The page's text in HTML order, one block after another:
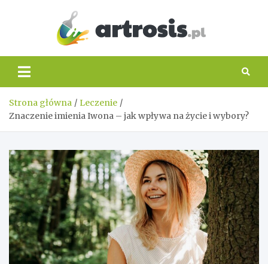
Strona główna
Leczenie
Znaczenie imienia Iwona – jak wpływa na życie i wybory?